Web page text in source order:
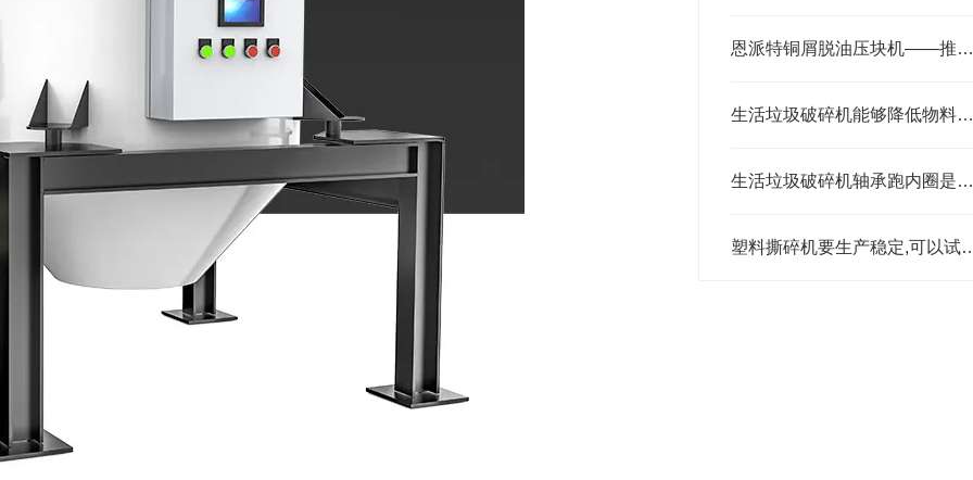
恩派特铜屑脱油压块机——推动铜屑回收利用产业升级的技术利器
生活垃圾破碎机能够降低物料运输的费用
生活垃圾破碎机轴承跑内圈是怎么回事？
塑料撕碎机要生